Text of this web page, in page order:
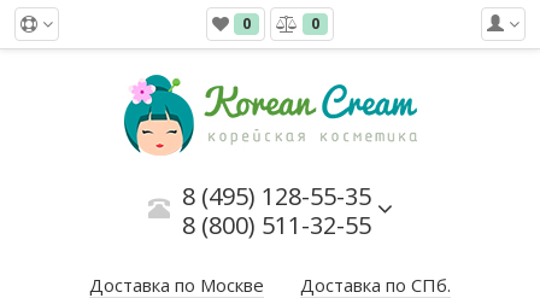
0 0
8 (495) 128-55-35
8 (800) 511-32-55
Доставка по Москве
Доставка по СПб.